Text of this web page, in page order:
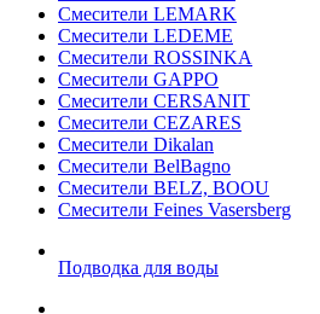
Смесители LEMARK
Смесители LEDEME
Смесители ROSSINKA
Смесители GAPPO
Смесители CERSANIT
Смесители CEZARES
Смесители Dikalan
Смесители BelBagno
Смесители BELZ, BOOU
Смесители Feines Vasersberg
Подводка для воды